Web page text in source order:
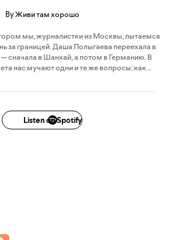
By Живи там хорошо
мы, журналистки из Москвы, пытаемся
за границей. Даша Полыгаева переехала в
сначала в Шанхай, а потом в Германию. В
нас мучают одни и те же вопросы: как
вместе с нами учатся жить там хорошо!
нам использовать в качестве саундтрека
Listen on Spotify